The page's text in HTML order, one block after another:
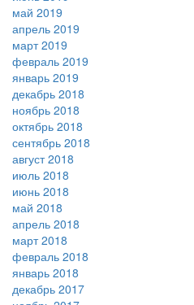
май 2019
апрель 2019
март 2019
февраль 2019
январь 2019
декабрь 2018
ноябрь 2018
октябрь 2018
сентябрь 2018
август 2018
июль 2018
июнь 2018
май 2018
апрель 2018
март 2018
февраль 2018
январь 2018
декабрь 2017